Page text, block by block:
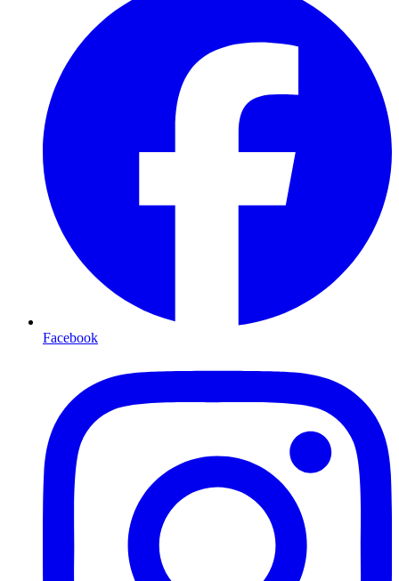
Facebook